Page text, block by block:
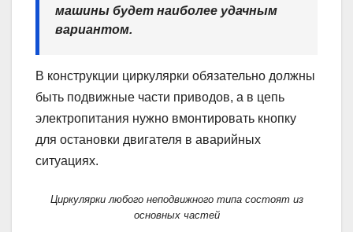
машины будет наиболее удачным
вариантом.
В конструкции циркулярки обязательно должны
быть подвижные части приводов, а в цепь
электропитания нужно вмонтировать кнопку
для остановки двигателя в аварийных
ситуациях.
Циркулярки любого неподвижного типа состоят из
основных частей